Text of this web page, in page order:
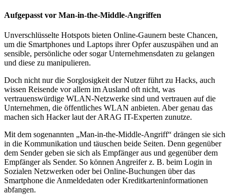
Aufgepasst vor Man-in-the-Middle-Angriffen
Unverschlüsselte Hotspots bieten Online-Gaunern beste Chancen,
um die Smartphones und Laptops ihrer Opfer auszuspähen und an
sensible, persönliche oder sogar Unternehmensdaten zu gelangen
und diese zu manipulieren.
Doch nicht nur die Sorglosigkeit der Nutzer führt zu Hacks, auch
wissen Reisende vor allem im Ausland oft nicht, was
vertrauenswürdige WLAN-Netzwerke sind und vertrauen auf die
Unternehmen, die öffentliches WLAN anbieten. Aber genau das
machen sich Hacker laut der ARAG IT-Experten zunutze.
Mit dem sogenannten „Man-in-the-Middle-Angriff“ drängen sie sich
in die Kommunikation und täuschen beide Seiten. Denn gegenüber
dem Sender geben sie sich als Empfänger aus und gegenüber dem
Empfänger als Sender. So können Angreifer z. B. beim Login in
Sozialen Netzwerken oder bei Online-Buchungen über das
Smartphone die Anmeldedaten oder Kreditkarteninformationen
abfangen.